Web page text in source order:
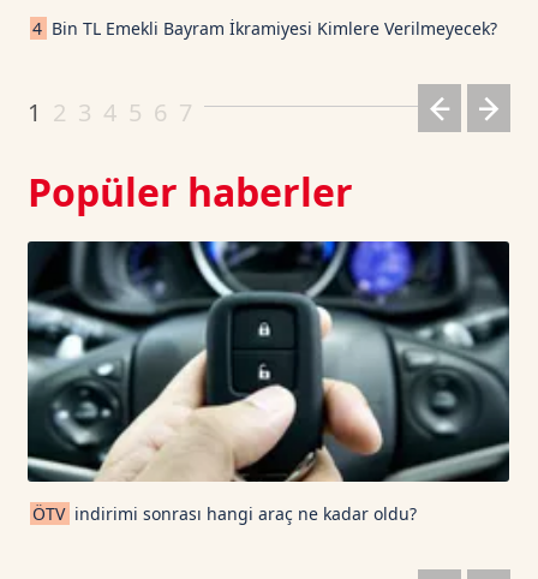
4 Bin TL Emekli Bayram İkramiyesi Kimlere Verilmeyecek?
1 2 3 4 5 6 7
Popüler haberler
ÖTV indirimi sonrası hangi araç ne kadar oldu?